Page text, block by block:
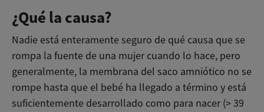
¿Qué la causa?
Nadie está enteramente seguro de qué causa que se
rompa la fuente de una mujer cuando lo hace, pero
generalmente, la membrana del saco amniótico no se
rompe hasta que el bebé ha llegado a término y está
suficientemente desarrollado como para nacer (> 39